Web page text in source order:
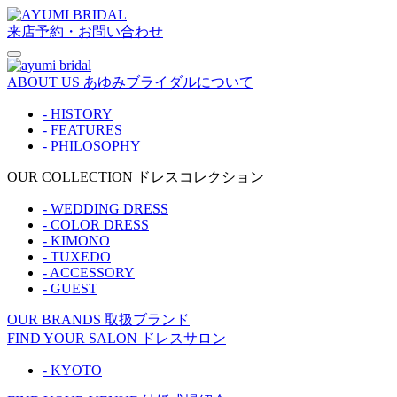
来店予約・お問い合わせ
ABOUT US あゆみブライダルについて
- HISTORY
- FEATURES
- PHILOSOPHY
OUR COLLECTION ドレスコレクション
- WEDDING DRESS
- COLOR DRESS
- KIMONO
- TUXEDO
- ACCESSORY
- GUEST
OUR BRANDS 取扱ブランド
FIND YOUR SALON ドレスサロン
- KYOTO